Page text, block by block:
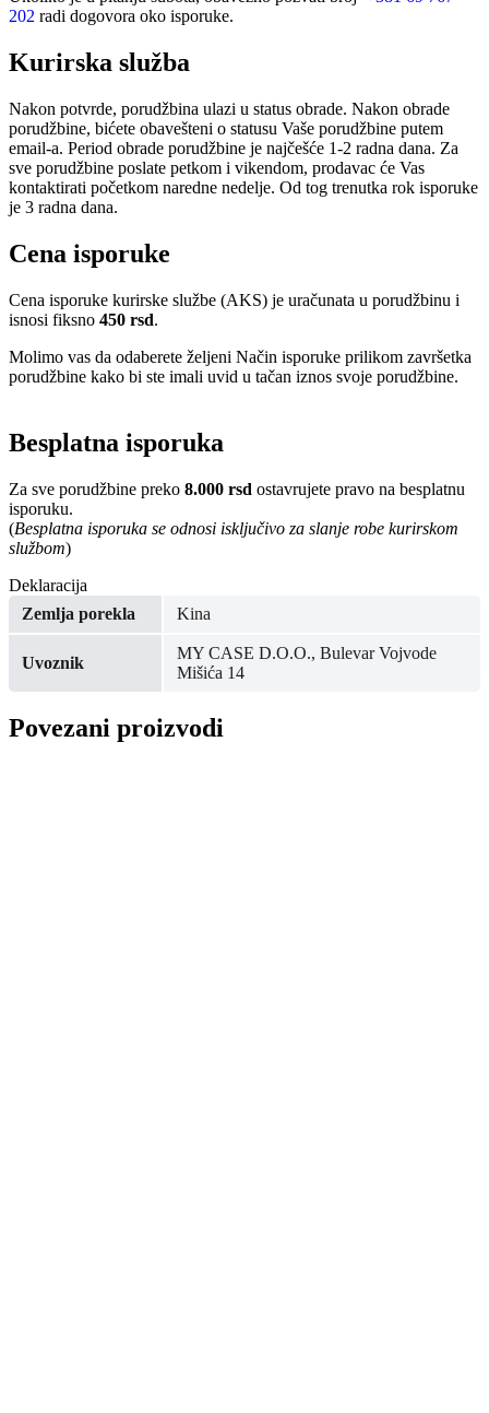
202 radi dogovora oko isporuke.
Kurirska služba
Nakon potvrde, porudžbina ulazi u status obrade. Nakon obrade
porudžbine, bićete obavešteni o statusu Vaše porudžbine putem
email-a. Period obrade porudžbine je najčešće 1-2 radna dana. Za
sve porudžbine poslate petkom i vikendom, prodavac će Vas
kontaktirati početkom naredne nedelje. Od tog trenutka rok isporuke
je 3 radna dana.
Cena isporuke
Cena isporuke kurirske službe (AKS) je uračunata u porudžbinu i
isnosi fiksno 450 rsd.
Molimo vas da odaberete željeni Način isporuke prilikom završetka
porudžbine kako bi ste imali uvid u tačan iznos svoje porudžbine.
Besplatna isporuka
Za sve porudžbine preko 8.000 rsd ostavrujete pravo na besplatnu
isporuku.
(Besplatna isporuka se odnosi isključivo za slanje robe kurirskom
službom)
Deklaracija
Zemlja porekla
Kina
Uvoznik
MY CASE D.O.O., Bulevar Vojvode
Mišića 14
Povezani proizvodi